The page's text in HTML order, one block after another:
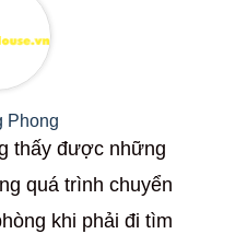
Phong
thấy được những
quá trình chuyển
khi phải đi tìm